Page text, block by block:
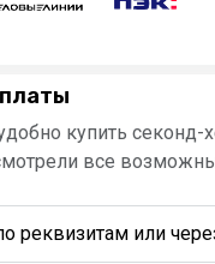
купить секонд-
все
реквизитам или